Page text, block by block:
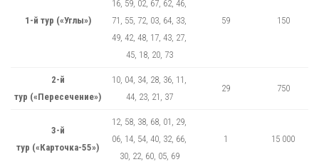
1-й тур («Углы»)
16, 59, 02, 67, 62, 46,
71, 55, 72, 03, 64, 33,
49, 42, 48, 17, 43, 27,
45, 18, 20, 73
59 150
2-й
тур («Пересечение»)
10, 04, 34, 28, 36, 11,
44, 23, 21, 37
29 750
3-й
тур («Карточка-55»)
12, 58, 38, 68, 01, 29,
06, 14, 54, 40, 32, 66,
30, 22, 60, 05, 69
1 15 000